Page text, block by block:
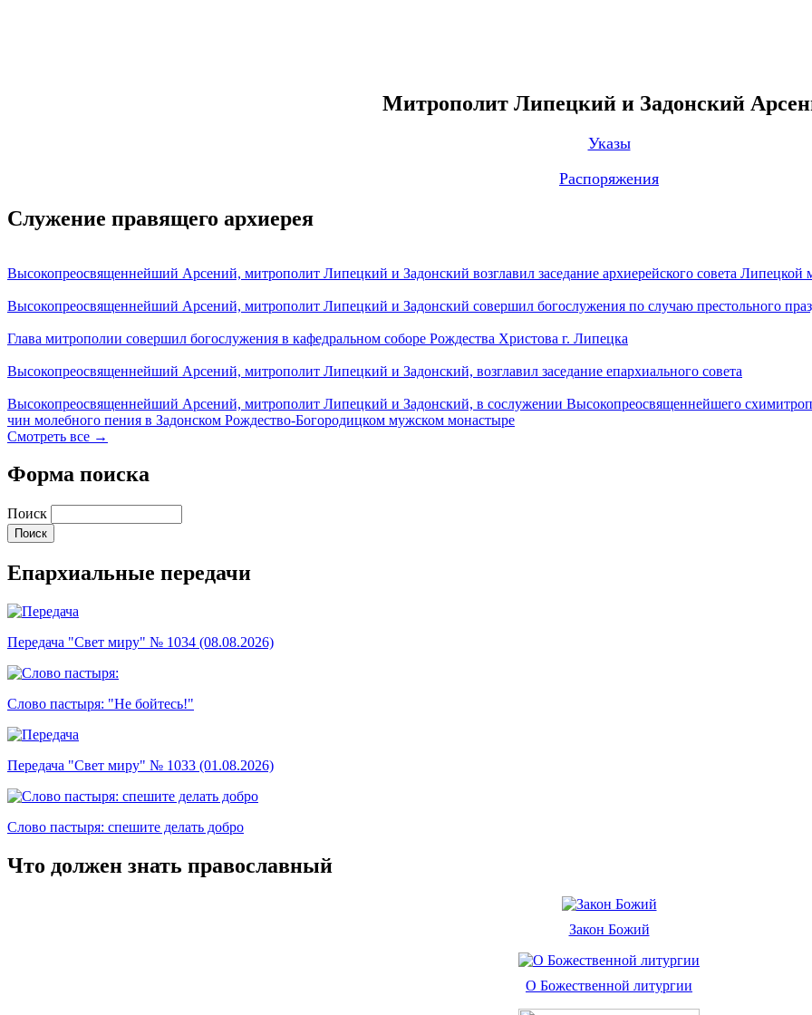
Митрополит Липецкий и Задонский
Указы
Распоряжения
Служение правящего архиерея
Высокопреосвященнейший Арсений, митрополит Липецкий и Задонский возглавил заседание архиерейского совета Липецкой
Высокопреосвященнейший Арсений, митрополит Липецкий и Задонский совершил богослужения по случаю престольного
Глава митрополии совершил богослужения в кафедральном соборе Рождества Христова г. Липецка
Высокопреосвященнейший Арсений, митрополит Липецкий и Задонский, возглавил заседание епархиального совета
Высокопреосвященнейший Арсений, митрополит Липецкий и Задонский, в сослужении Высокопреосвященнейшего
чин молебного пения в Задонском Рождество-Богородицком мужском монастыре
Смотреть все →
Форма поиска
Поиск
Епархиальные передачи
Передача "Свет миру" № 1034 (08.08.2026)
Слово пастыря: "Не бойтесь!"
Передача "Свет миру" № 1033 (01.08.2026)
Слово пастыря: спешите делать добро
Что должен знать православный
Закон Божий
О Божественной литургии